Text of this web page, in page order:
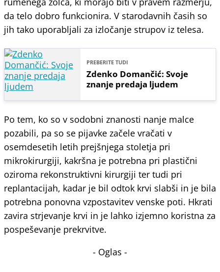
da telo dobro funkcionira. V starodavnih časih so
jih tako uporabljali za izločanje strupov iz telesa.
PREBERITE TUDI
Zdenko Domančić: Svoje
znanje predaja ljudem
Po tem, ko so v sodobni znanosti nanje malce
pozabili, pa so se pijavke začele vračati v
osemdesetih letih prejšnjega stoletja pri
mikrokirurgiji, kakršna je potrebna pri plastični
oziroma rekonstruktivni kirurgiji ter tudi pri
replantacijah, kadar je bil odtok krvi slabši in je bila
potrebna ponovna vzpostavitev venske poti. Hkrati
zavira strjevanje krvi in je lahko izjemno koristna za
pospeševanje prekrvitve.
- Oglas -